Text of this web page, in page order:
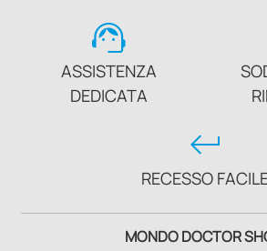
support_agent
ASSISTENZA
DEDICATA
keyboard_return
RECESSO
MONDO DOCTOR